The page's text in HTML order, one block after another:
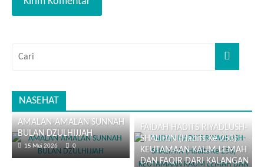
NASEHAT
AMALAN-AMALAN SUNNAH
BULAN DZULHIJJAH
15 Mei 2026 0
FAIDAH HADITS RIYADLUSH-
SHALIHIN (Hadits Ke 253)
KEUTAMAAN KAUM LEMAH
DAN FAQIR DARI KALANGAN